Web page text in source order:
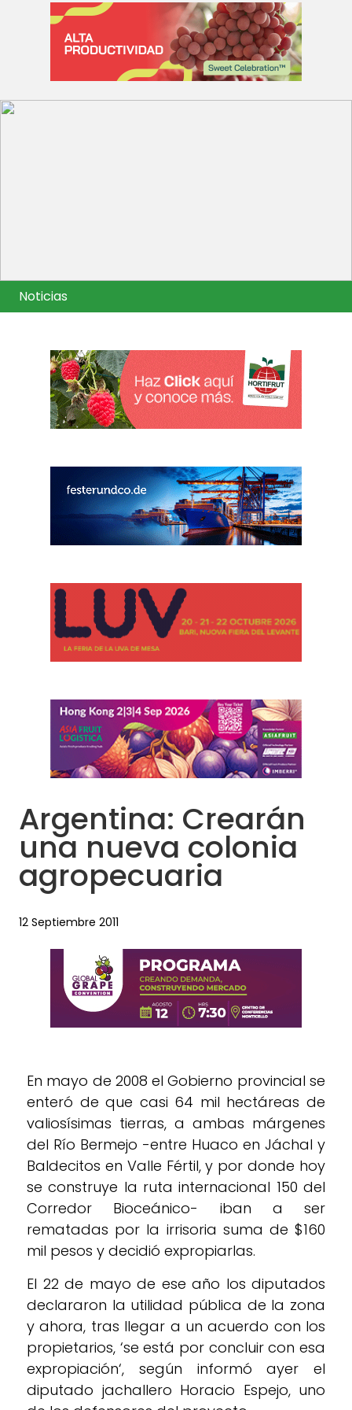
Noticias
Argentina: Crearán
una nueva colonia
agropecuaria
12 Septiembre 2011
En mayo de 2008 el Gobierno provincial se
enteró de que casi 64 mil hectáreas de
valiosísimas tierras, a ambas márgenes
del Río Bermejo -entre Huaco en Jáchal y
Baldecitos en Valle Fértil, y por donde hoy
se construye la ruta internacional 150 del
Corredor Bioceánico- iban a ser
rematadas por la irrisoria suma de $160
mil pesos y decidió expropiarlas.
El 22 de mayo de ese año los diputados
declararon la utilidad pública de la zona
y ahora, tras llegar a un acuerdo con los
propietarios, ‘se está por concluir con esa
expropiación‘, según informó ayer el
diputado jachallero Horacio Espejo, uno